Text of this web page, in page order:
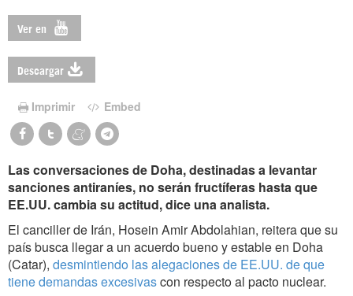
Ver en
Descargar
Imprimir Embed
Las conversaciones de Doha, destinadas a levantar
sanciones antiraníes, no serán fructíferas hasta que
EE.UU. cambia su actitud, dice una analista.
El canciller de Irán, Hosein Amir Abdolahian, reitera que su
país busca llegar a un acuerdo bueno y estable en Doha
(Catar), desmintiendo las alegaciones de EE.UU. de que
tiene demandas excesivascon respecto al pacto nuclear.